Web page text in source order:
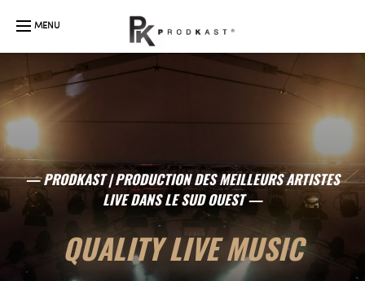
— PRODKAST | PRODUCTION DES MEILLEURS ARTISTES
LIVE DANS LE SUD OUEST —
QUALITY LIVE MUSIC